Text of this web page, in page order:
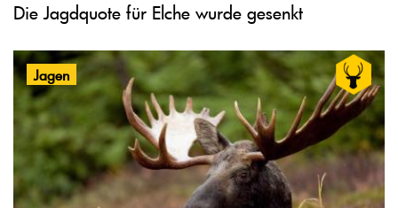
Die Jagdquote für Elche wurde gesenkt
Jagen